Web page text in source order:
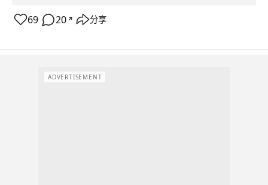
69 20 ↗ 分享
ADVERTISEMENT